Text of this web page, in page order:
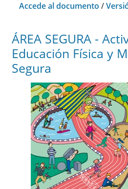
Accede al documento /
ÁREA SEGURA -
Educación Física y
Segura